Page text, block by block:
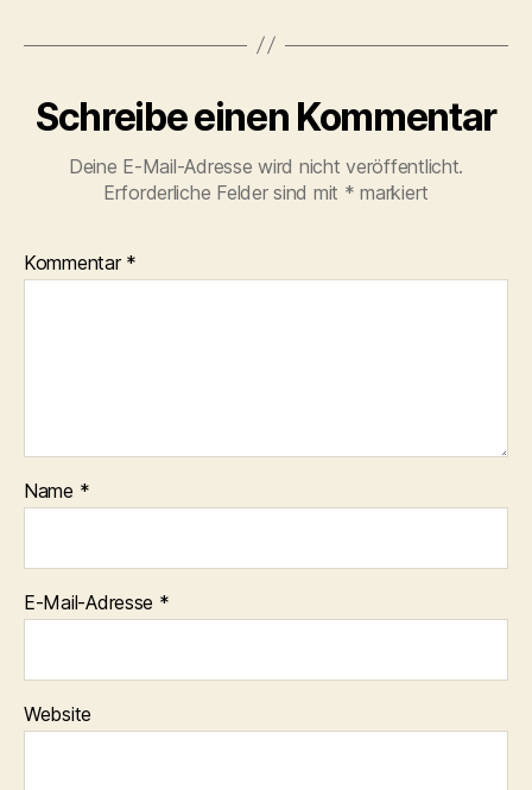
Schreibe einen Kommentar
Deine E-Mail-Adresse wird nicht veröffentlicht.
Erforderliche Felder sind mit * markiert
Kommentar *
Name *
E-Mail-Adresse *
Website